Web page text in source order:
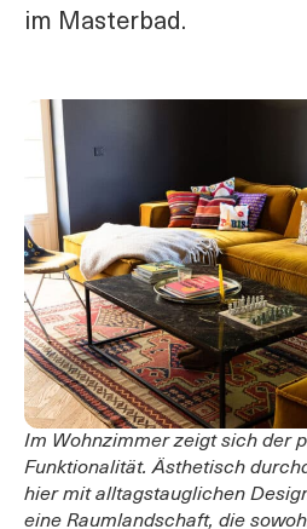
im Masterbad.
Im Wohnzimmer zeigt sich der
Funktionalität. Ästhetisch
hier mit alltagstauglichen
eine Raumlandschaft, die